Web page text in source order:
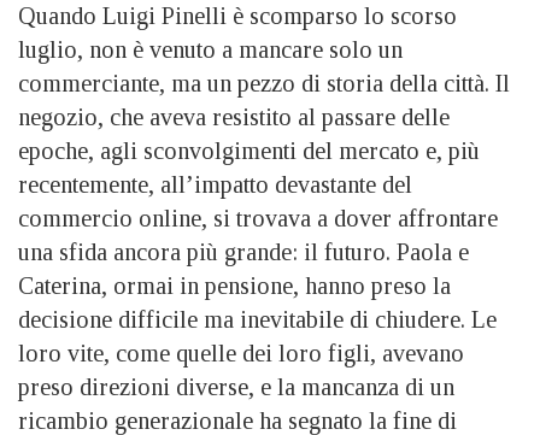
Quando Luigi Pinelli è scomparso lo scorso
luglio, non è venuto a mancare solo un
commerciante, ma un pezzo di storia della città. Il
negozio, che aveva resistito al passare delle
epoche, agli sconvolgimenti del mercato e, più
recentemente, all’impatto devastante del
commercio online, si trovava a dover affrontare
una sfida ancora più grande: il futuro. Paola e
Caterina, ormai in pensione, hanno preso la
decisione difficile ma inevitabile di chiudere. Le
loro vite, come quelle dei loro figli, avevano
preso direzioni diverse, e la mancanza di un
ricambio generazionale ha segnato la fine di